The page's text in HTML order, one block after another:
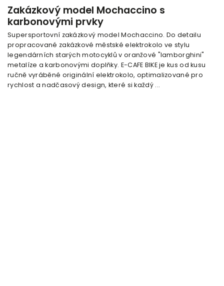
Zakázkový model Mochaccino s
karbonovými prvky
Supersportovní zakázkový model Mochaccino. Do detailu
propracované zakázkové městské elektrokolo ve stylu
legendárních starých motocyklů v oranžové "lamborghini"
metalíze a karbonovými doplňky. E-CAFE BIKE je kus od kusu
ručně vyráběné originální elektrokolo, optimalizované pro
rychlost a nadčasový design, které si každý ...